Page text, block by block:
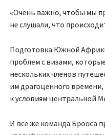
«Очень важно, чтобы мы
не слушали, что
Подготовка Южной
проблем с визами,
нескольких членов
им драгоценного
к условиям центральной
И все же команда Брооса